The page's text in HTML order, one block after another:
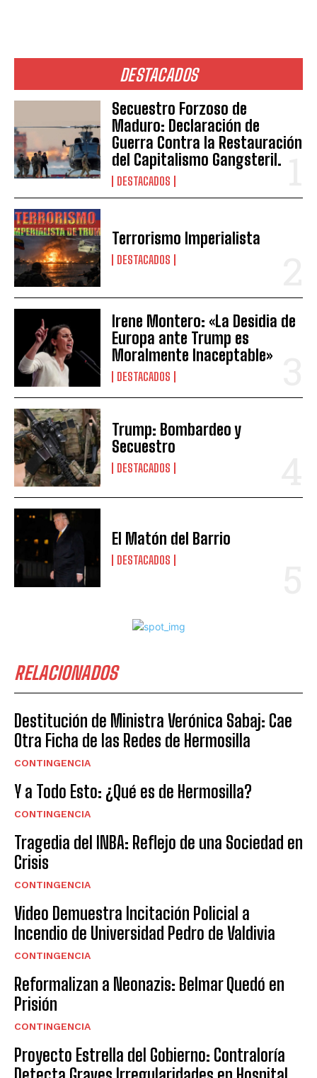
DESTACADOS
Secuestro Forzoso de
Maduro: Declaración de
Guerra Contra la Restauración
del Capitalismo Gangsteril.
DESTACADOS
Terrorismo Imperialista
DESTACADOS
Irene Montero: «La Desidia de
Europa ante Trump es
Moralmente Inaceptable»
DESTACADOS
Trump: Bombardeo y
Secuestro
DESTACADOS
El Matón del Barrio
DESTACADOS
RELACIONADOS
Destitución de Ministra Verónica Sabaj: Cae
Otra Ficha de las Redes de Hermosilla
CONTINGENCIA
Y a Todo Esto: ¿Qué es de Hermosilla?
CONTINGENCIA
Tragedia del INBA: Reflejo de una Sociedad en
Crisis
CONTINGENCIA
Video Demuestra Incitación Policial a
Incendio de Universidad Pedro de Valdivia
CONTINGENCIA
Reformalizan a Neonazis: Belmar Quedó en
Prisión
CONTINGENCIA
Proyecto Estrella del Gobierno: Contraloría